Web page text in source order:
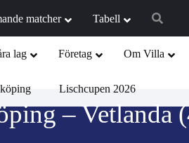
matcher Tabell
lag Företag Om Villa
Lischcupen 2026
– Vetlanda